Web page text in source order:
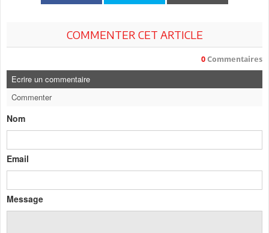
COMMENTER CET ARTICLE
0 Commentaires
Ecrire un commentaire
Commenter
Nom
Email
Message